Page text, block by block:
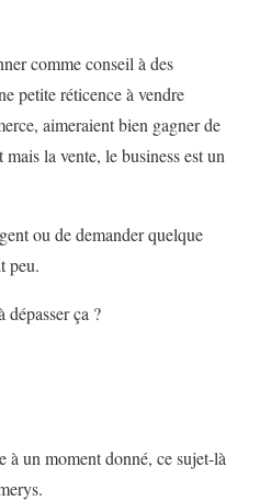
comme conseil à des
petite réticence à vendre
aimeraient bien gagner de
la vente, le business est un
ou de demander quelque
peu.
ça ?
à un moment donné, ce sujet-là